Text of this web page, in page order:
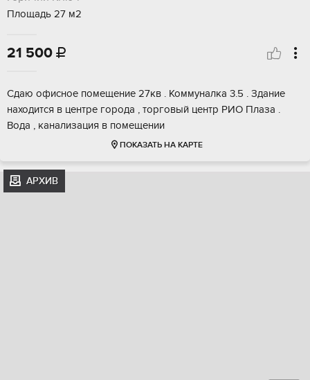
Площадь 27 м2
21 500 
Сдаю офисное помещение 27кв . Коммуналка 3.5 . Здание
находится в центре города , торговый центр РИО Плаза .
Вода , канализация в помещении
ПОКАЗАТЬ НА КАРТЕ
АРХИВ